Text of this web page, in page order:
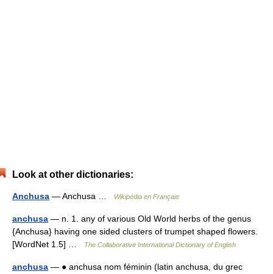
Look at other dictionaries:
Anchusa — Anchusa … Wikipédia en Français
anchusa — n. 1. any of various Old World herbs of the genus
{Anchusa} having one sided clusters of trumpet shaped flowers.
[WordNet 1.5] …
The Collaborative International Dictionary of English
anchusa — ● anchusa nom féminin (latin anchusa, du grec